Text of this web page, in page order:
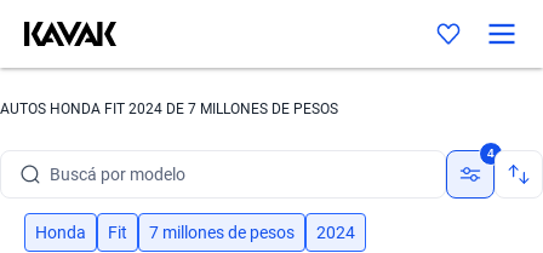
AUTOS HONDA FIT 2024 DE 7 MILLONES DE PESOS
Buscá por modelo
Buscá por versión
4
Honda Fit 7 millones de pesos 2024